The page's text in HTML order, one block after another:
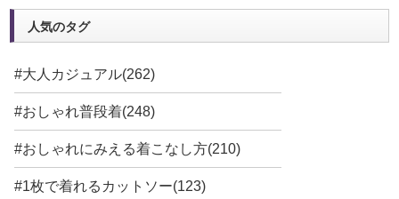
人気のタグ
#大人カジュアル(262)
#おしゃれ普段着(248)
#おしゃれにみえる着こなし方(210)
#1枚で着れるカットソー(123)